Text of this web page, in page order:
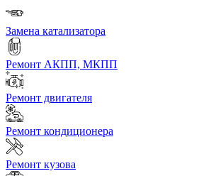
Замена катализатора
Ремонт АКПП, МКПП
Ремонт двигателя
Ремонт кондиционера
Ремонт кузова